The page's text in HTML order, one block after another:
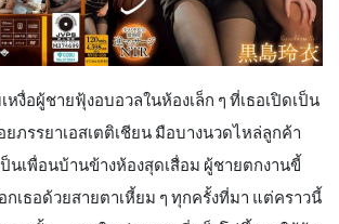
งื่อผู้ชายฟุ้งอบอวลในห้องเล็ก ๆ ที่เธอเปิดเป็น
ยภรรยาเอสเตติเชียน มือบางนวดไหล่ลูกค้า
นเพื่อนบ้านข้างห้องสุดเสื่อม ผู้ชายตกงานขี้
กเธอด้วยสายตาเหี้ยม ๆ ทุกครั้งที่มา แต่คราวนี้